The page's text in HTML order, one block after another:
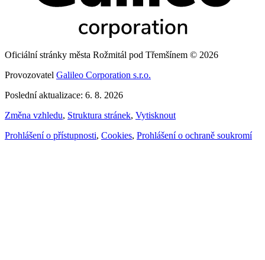
Oficiální stránky města Rožmitál pod Třemšínem © 2026
Provozovatel Galileo Corporation s.r.o.
Poslední aktualizace: 6. 8. 2026
Změna vzhledu, Struktura stránek, Vytisknout
Prohlášení o přístupnosti, Cookies, Prohlášení o ochraně soukromí